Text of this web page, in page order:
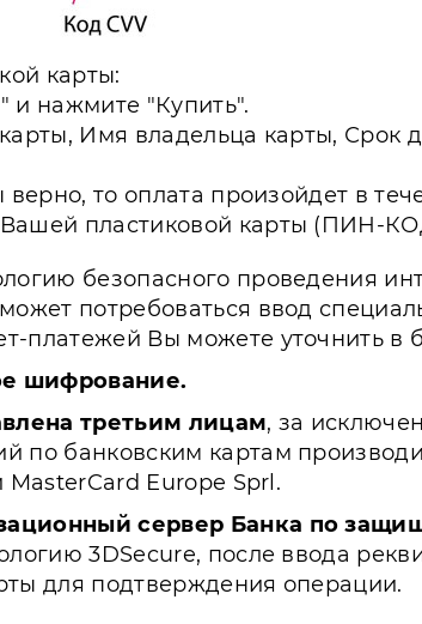
карты:
и нажмите "Купить".
Имя владельца карты,
то оплата произойдет в
пластиковой карты (ПИН-
безопасного проведения
потребоваться ввод
платежей Вы можете уточнить в
шифрование.
третьим лицам, за
по банковским картам
Europe Sprl.
сервер Банка по
3DSecure, после ввода
для подтверждения операции.